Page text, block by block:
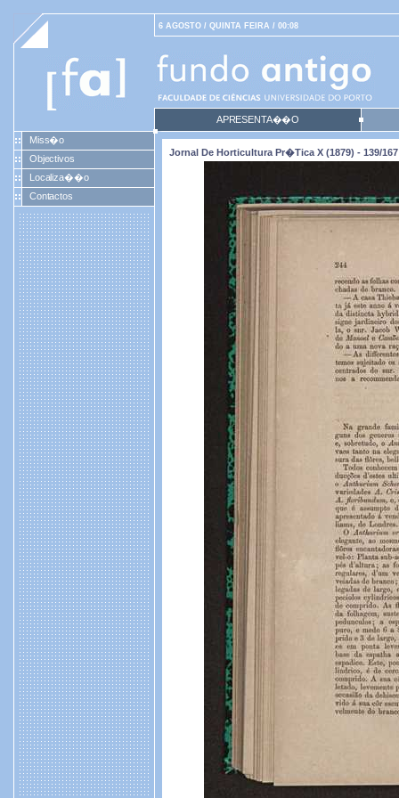
6 AGOSTO / QUINTA FEIRA / 00:08
APRESENTA��O
Miss�o
Objectivos
Localiza��o
Contactos
Jornal De Horticultura Pr�tica X (1879) - 139/167